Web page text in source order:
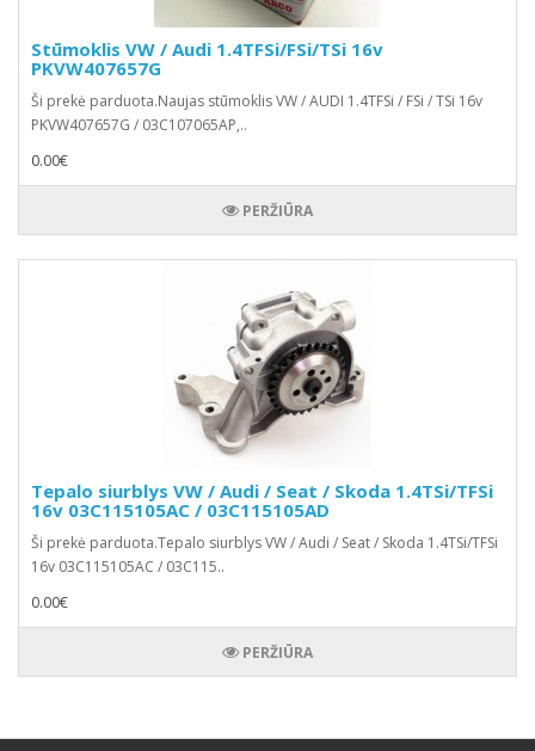
Stūmoklis VW / Audi 1.4TFSi/FSi/TSi 16v
PKVW407657G
Ši prekė parduota.Naujas stūmoklis VW / AUDI 1.4TFSi / FSi / TSi 16v
PKVW407657G / 03C107065AP,..
0.00€
PERŽIŪRA
Tepalo siurblys VW / Audi / Seat / Skoda 1.4TSi/TFSi
16v 03C115105AC / 03C115105AD
Ši prekė parduota.Tepalo siurblys VW / Audi / Seat / Skoda 1.4TSi/TFSi
16v 03C115105AC / 03C115..
0.00€
PERŽIŪRA